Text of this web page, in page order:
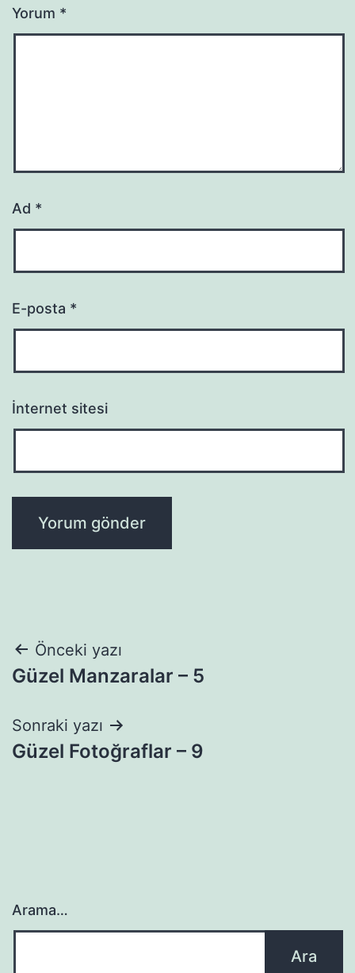
Yorum *
Ad *
E-posta *
İnternet sitesi
Yazı
gezinmesi
Önceki yazı
Güzel Manzaralar – 5
Sonraki yazı
Güzel Fotoğraflar – 9
Arama…